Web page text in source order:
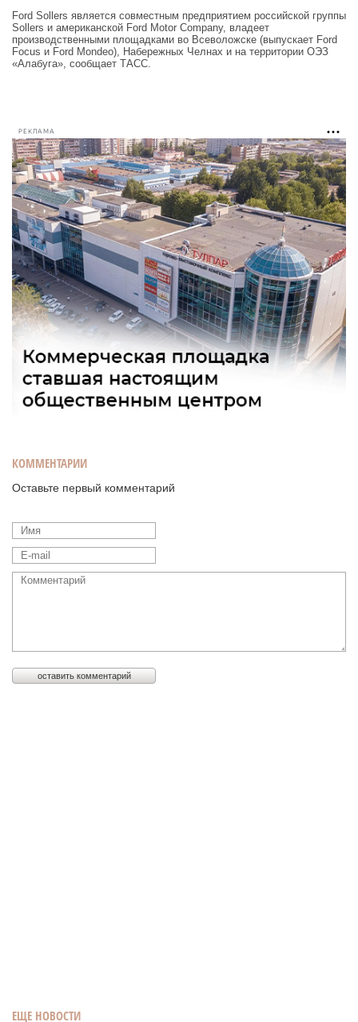
ЕЩЕ НОВОСТИ
Ford Sollers является совместным предприятием российской группы
Sollers и американской Ford Motor Company, владеет
производственными площадками во Всеволожске (выпускает Ford
Focus и Ford Mondeo), Набережных Челнах и на территории ОЭЗ
«Алабуга», сообщает ТАСС.
РЕКЛАМА
КОММЕНТАРИИ
Оставьте первый комментарий